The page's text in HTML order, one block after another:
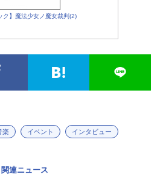
ク】魔法少女ノ魔女裁判(2)
楽 イベント インタビュー
連ニュース